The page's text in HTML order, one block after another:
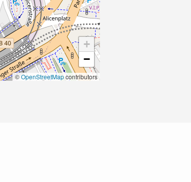
+
−
©OpenStreetMapcontributors